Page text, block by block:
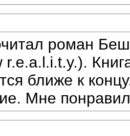
роман
r.e.a.l.i.t.y.).
ближе к
Мне